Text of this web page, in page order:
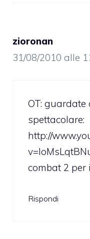
zioronan
31/08/2010 alle
OT: guardate
spettacolare:
http://
combat 2 per
Rispondi